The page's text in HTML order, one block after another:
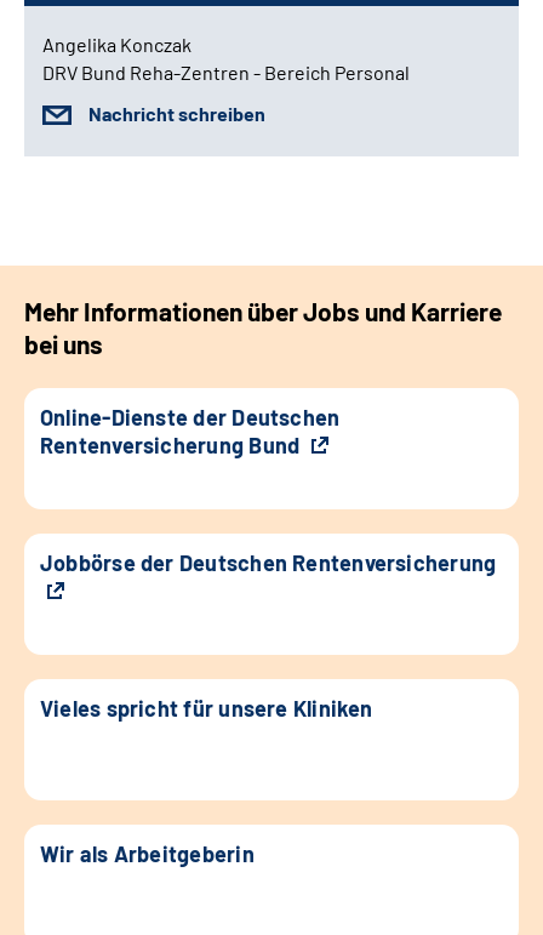
Angelika Konczak
DRV Bund Reha-Zentren - Bereich Personal
Nachricht schreiben
Mehr Informationen über Jobs und Karriere
bei uns
Online-Dienste der Deutschen
Rentenversicherung Bund
Jobbörse der Deutschen Rentenversicherung
Vieles spricht für unsere Kliniken
Wir als Arbeitgeberin